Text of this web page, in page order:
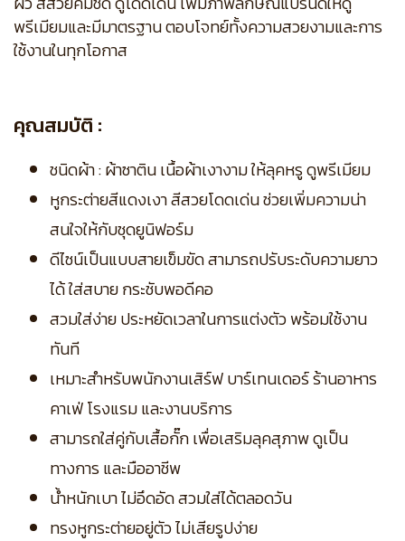
พรีเมียมและมีมาตรฐาน ตอบโจทย์ทั้งความสวยงามและการ
ใช้งานในทุกโอกาส
คุณสมบัติ :
ชนิดผ้า : ผ้าซาติน เนื้อผ้าเงางาม ให้ลุคหรู ดูพรีเมียม
หูกระต่ายสีแดงเงา สีสวยโดดเด่น ช่วยเพิ่มความน่า
สนใจให้กับชุดยูนิฟอร์ม
ดีไซน์เป็นแบบสายเข็มขัด สามารถปรับระดับความยาว
ได้ ใส่สบาย กระชับพอดีคอ
สวมใส่ง่าย ประหยัดเวลาในการแต่งตัว พร้อมใช้งาน
ทันที
เหมาะสำหรับพนักงานเสิร์ฟ บาร์เทนเดอร์ ร้านอาหาร
คาเฟ่ โรงแรม และงานบริการ
สามารถใส่คู่กับเสื้อกั๊ก เพื่อเสริมลุคสุภาพ ดูเป็น
ทางการ และมืออาชีพ
น้ำหนักเบา ไม่อึดอัด สวมใส่ได้ตลอดวัน
ทรงหูกระต่ายอยู่ตัว ไม่เสียรูปง่าย